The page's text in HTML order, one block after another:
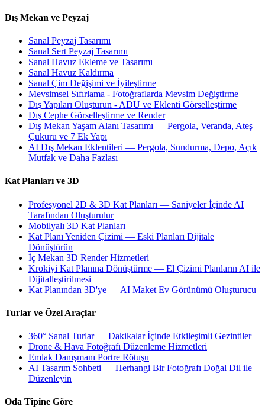
Dış Mekan ve Peyzaj
Sanal Peyzaj Tasarımı
Sanal Sert Peyzaj Tasarımı
Sanal Havuz Ekleme ve Tasarımı
Sanal Havuz Kaldırma
Sanal Çim Değişimi ve İyileştirme
Mevsimsel Sıfırlama - Fotoğraflarda Mevsim Değiştirme
Dış Yapıları Oluşturun - ADU ve Eklenti Görselleştirme
Dış Cephe Görselleştirme ve Render
Dış Mekan Yaşam Alanı Tasarımı — Pergola, Veranda, Ateş
Çukuru ve 7 Ek Yapı
AI Dış Mekan Eklentileri — Pergola, Sundurma, Depo, Açık
Mutfak ve Daha Fazlası
Kat Planları ve 3D
Profesyonel 2D & 3D Kat Planları — Saniyeler İçinde AI
Tarafından Oluşturulur
Mobilyalı 3D Kat Planları
Kat Planı Yeniden Çizimi — Eski Planları Dijitale
Dönüştürün
İç Mekan 3D Render Hizmetleri
Krokiyi Kat Planına Dönüştürme — El Çizimi Planların AI ile
Dijitalleştirilmesi
Kat Planından 3D'ye — AI Maket Ev Görünümü Oluşturucu
Turlar ve Özel Araçlar
360° Sanal Turlar — Dakikalar İçinde Etkileşimli Gezintiler
Drone & Hava Fotoğrafı Düzenleme Hizmetleri
Emlak Danışmanı Portre Rötuşu
AI Tasarım Sohbeti — Herhangi Bir Fotoğrafı Doğal Dil ile
Düzenleyin
Oda Tipine Göre